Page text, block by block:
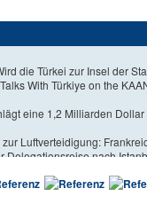
die Türkei zur Insel der
With Türkiye on the
eine 1,2 Milliarden
Luftverteidigung:
Delegationsreise nach